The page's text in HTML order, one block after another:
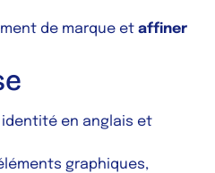
de marque et affiner
identité en anglais et
graphiques,